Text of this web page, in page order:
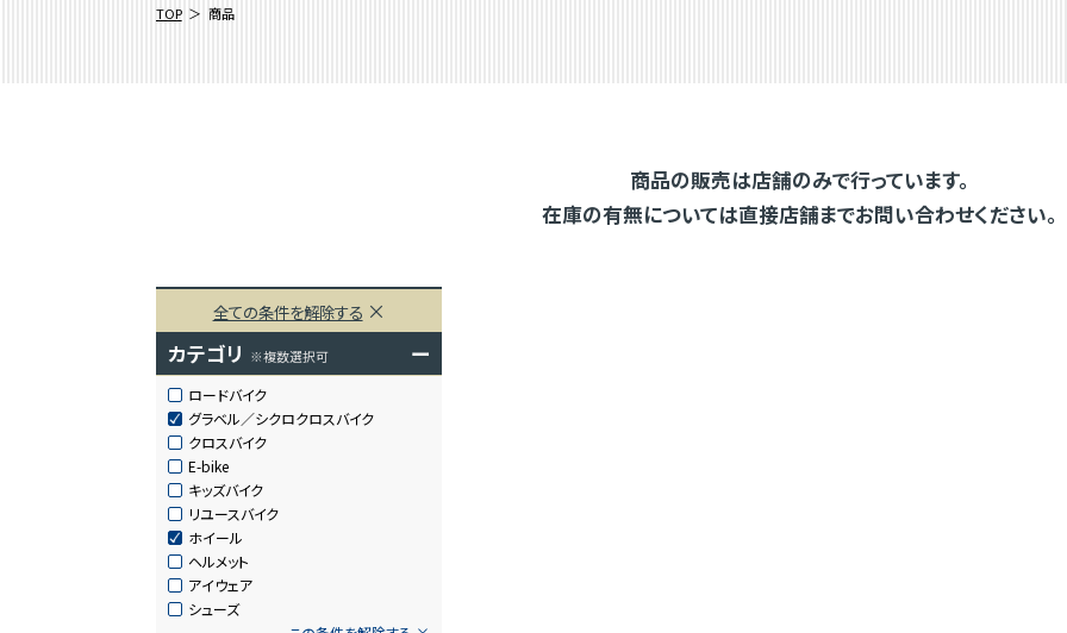
TOP 商品
商品の販売は店舗のみで行っています。
在庫の有無については直接店舗までお問い合わせください。
全ての条件を解除する
カテゴリ ※複数選択可 ー
ロードバイク
グラベル／シクロクロスバイク
クロスバイク
E-bike
キッズバイク
リユースバイク
ホイール
ヘルメット
アイウェア
シューズ